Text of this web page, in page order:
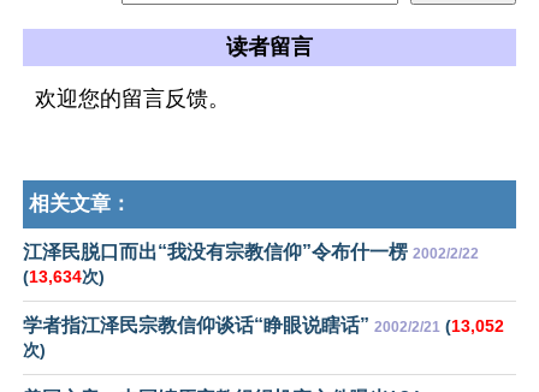
读者留言
欢迎您的留言反馈。
相关文章：
江泽民脱口而出“我没有宗教信仰”令布什一楞 2002/2/22
(13,634次)
学者指江泽民宗教信仰谈话“睁眼说瞎话” 2002/2/21 (13,052
次)